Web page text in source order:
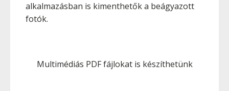
alkalmazásban is kimenthetők a beágyazott
fotók.
Multimédiás PDF fájlokat is készíthetünk